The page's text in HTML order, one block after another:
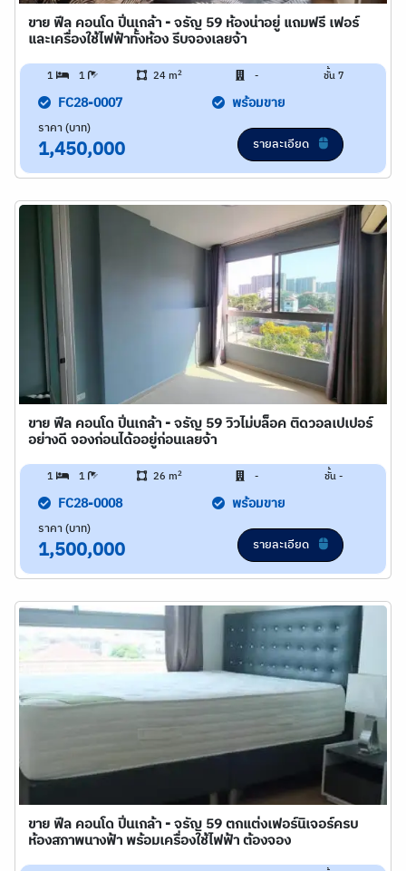
ขาย ฟีล คอนโด ปิ่นเกล้า - จรัญ 59 ห้องน่าอยู่ แถมฟรี เฟอร์
และเครื่องใช้ไฟฟ้าทั้งห้อง รีบจองเลยจ้า
1 1 24 m2 - ชั้น 7
FC28-0007 พร้อมขาย
ราคา (บาท)
1,450,000 รายละเอียด
ขาย ฟีล คอนโด ปิ่นเกล้า - จรัญ 59 วิวไม่บล็อค ติดวอลเปเปอร์
อย่างดี จองก่อนได้ออยู่ก่อนเลยจ้า
1 1 26 m2 - ชั้น -
FC28-0008 พร้อมขาย
ราคา (บาท)
1,500,000 รายละเอียด
ขาย ฟีล คอนโด ปิ่นเกล้า - จรัญ 59 ตกแต่งเฟอร์นิเจอร์ครบ
ห้องสภาพนางฟ้า พร้อมเครื่องใช้ไฟฟ้า ต้องจอง